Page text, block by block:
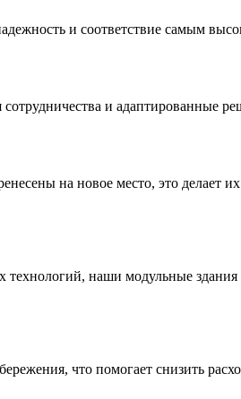
и соответствие самым
и адаптированные
на новое место, это делает
наши модульные
что помогает снизить